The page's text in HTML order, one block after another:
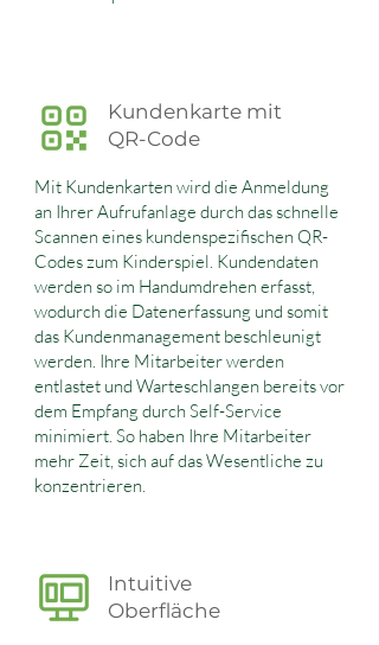
Kundenkarte mit
QR-Code
Mit Kundenkarten wird die Anmeldung
an Ihrer Aufrufanlage durch das schnelle
Scannen eines kundenspezifischen QR-
Codes zum Kinderspiel. Kundendaten
werden so im Handumdrehen erfasst,
wodurch die Datenerfassung und somit
das Kundenmanagement beschleunigt
werden. Ihre Mitarbeiter werden
entlastet und Warteschlangen bereits vor
dem Empfang durch Self-Service
minimiert. So haben Ihre Mitarbeiter
mehr Zeit, sich auf das Wesentliche zu
konzentrieren.
Intuitive
Oberfläche